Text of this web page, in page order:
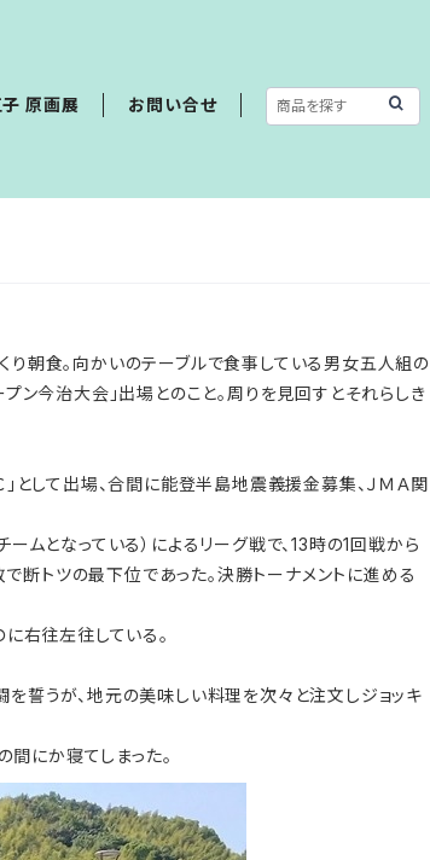
原画展 お問い合せ
り朝食。向かいのテーブルで食事している男女五人組の
ン今治大会」出場とのこと。周りを見回すとそれらしき
」として出場、合間に能登半島地震義援金募集、ＪＭＡ関
となっている）によるリーグ戦で、13時の1回戦から
断トツの最下位であった。決勝トーナメントに進める
右往左往している。
誓うが、地元の美味しい料理を次々と注文しジョッキ
にか寝てしまった。